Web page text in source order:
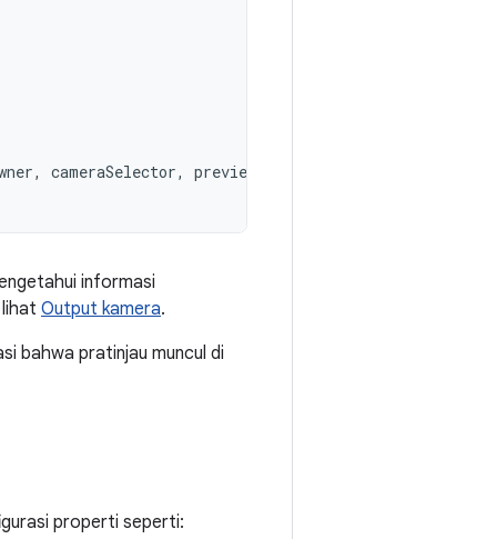
, cameraSelector, preview
informasi
Output kamera.
bahwa pratinjau muncul di
properti seperti: